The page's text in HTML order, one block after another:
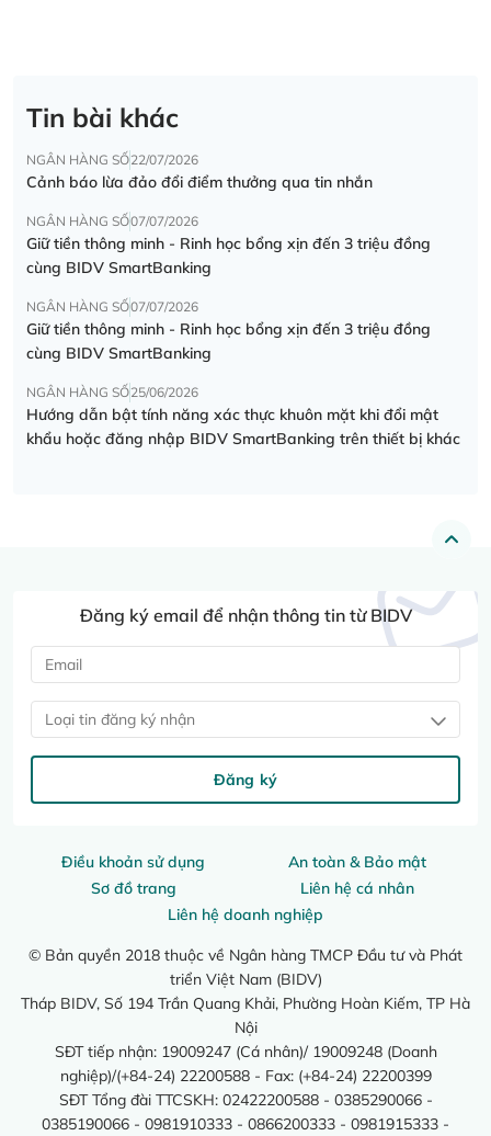
Tin bài khác
NGÂN HÀNG SỐ22/07/2026
Cảnh báo lừa đảo đổi điểm thưởng qua tin nhắn
NGÂN HÀNG SỐ07/07/2026
Giữ tiền thông minh - Rinh học bổng xịn đến 3 triệu đồng
cùng BIDV SmartBanking
NGÂN HÀNG SỐ07/07/2026
Giữ tiền thông minh - Rinh học bổng xịn đến 3 triệu đồng
cùng BIDV SmartBanking
NGÂN HÀNG SỐ25/06/2026
Hướng dẫn bật tính năng xác thực khuôn mặt khi đổi mật
khẩu hoặc đăng nhập BIDV SmartBanking trên thiết bị khác
Điều khoản sử dụng
An toàn & Bảo mật
Sơ đồ trang
Liên hệ cá nhân
Liên hệ doanh nghiệp
© Bản quyền 2018 thuộc về Ngân hàng TMCP Đầu tư và Phát
triển Việt Nam (BIDV)
Tháp BIDV, Số 194 Trần Quang Khải, Phường Hoàn Kiếm, TP Hà
Nội
SĐT tiếp nhận: 19009247 (Cá nhân)/ 19009248 (Doanh
nghiệp)/(+84-24) 22200588 - Fax: (+84-24) 22200399
SĐT Tổng đài TTCSKH: 02422200588 - 0385290066 -
0385190066 - 0981910333 - 0866200333 - 0981915333 -
Đăng ký email để nhận thông tin từ BIDV
Loại tin đăng ký nhận
Đăng ký